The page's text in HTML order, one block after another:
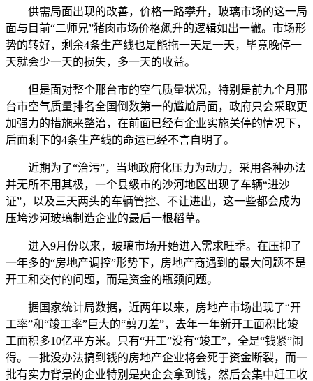
供需局面出现的改善，价格一路攀升，玻璃市场的这一局
面与目前“二师兄”猪肉市场价格飙升的逻辑如出一辙。市场形
势的转好，剩余4条生产线也是能拖一天是一天，毕竟晚停一
天就会少一天的损失，多一天的收益。
但是面对整个邢台市的空气质量状况，特别是前九个月邢
台市空气质量排名全国倒数第一的尴尬局面，政府只会采取更
加强力的措施来整治，在前面已经有企业实施关停的情况下，
后面剩下的4条生产线的命运已经不言自明了。
近期为了“治污”，当地政府化压力为动力，采用各种办法
并无所不用其极，一个县级市的沙河地区出现了车辆“进沙
证”，以及三天两头的车辆管控、不让进出，这一些都会成为
压垮沙河玻璃制造企业的最后一根稻草。
进入9月份以来，玻璃市场开始进入需求旺季。在压抑了
一年多的“房地产调控”形势下，房地产商遇到的最大问题不是
开工和交付的问题，而是资金的瓶颈问题。
据国家统计局数据，近两年以来，房地产市场出现了“开
工率”和“竣工率”巨大的“剪刀差”，去年一年新开工面积比竣
工面积多10亿平方米。只有“开工”没有“竣工”，全是“钱紧”闹
得。一批没办法搞到钱的房地产企业将会死于资金断裂，而一
批有实力背景的企业特别是央企会拿到钱，然后会集中赶工收